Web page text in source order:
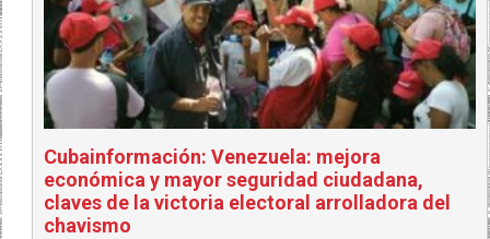
Cubainformación: Venezuela: mejora
económica y mayor seguridad ciudadana,
claves de la victoria electoral arrolladora del
chavismo